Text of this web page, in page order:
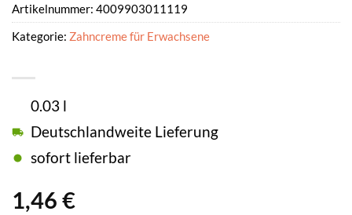
1,46 €
0.03 l
Deutschlandweite Lieferung
sofort lieferbar
Artikelnummer: 4009903011119
Kategorie: Zahncreme für Erwachsene